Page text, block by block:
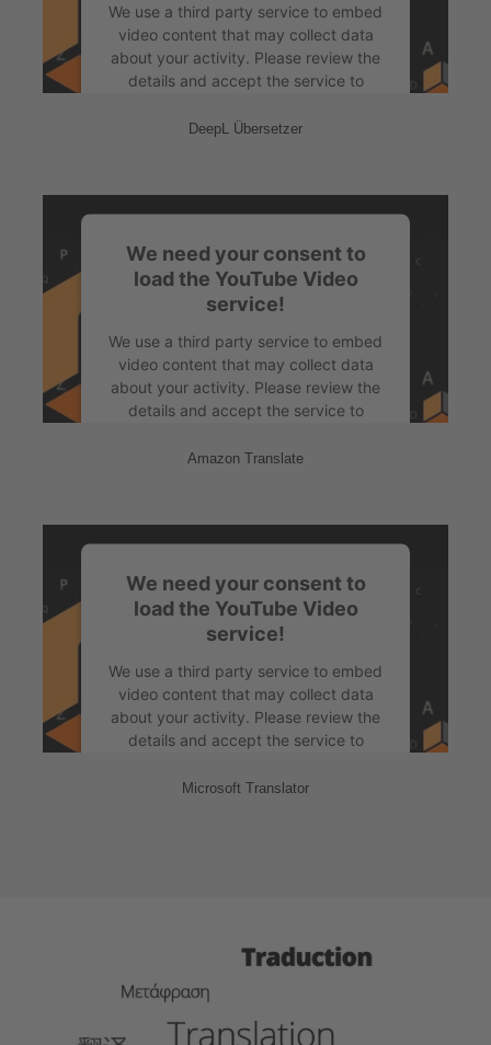
We use a third party service to embed
video content that may collect data
about your activity. Please review the
details and accept the service to
powered by Usercentrics Consent
Management Platform&
DeepL Übersetzer
We need your consent to
load the YouTube Video
service!
We use a third party service to embed
video content that may collect data
about your activity. Please review the
details and accept the service to
powered by Usercentrics Consent
Management Platform&
Amazon Translate
We need your consent to
load the YouTube Video
service!
We use a third party service to embed
video content that may collect data
about your activity. Please review the
details and accept the service to
Management Platform&eRecht24
Microsoft Translator